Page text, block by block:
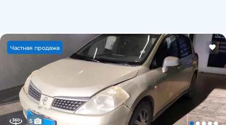
Частная продажа
5